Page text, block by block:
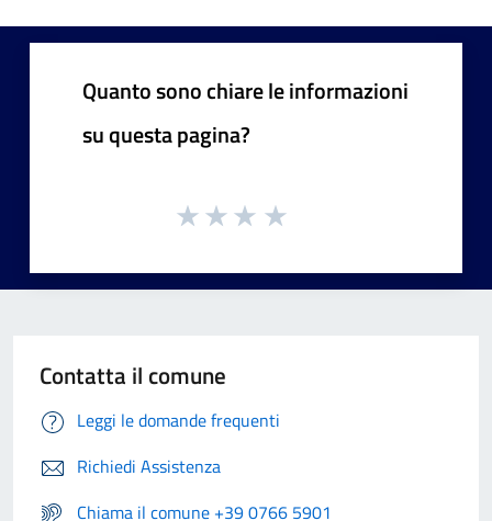
Quanto sono chiare le informazioni
su questa pagina?
Contatta il comune
Leggi le domande frequenti
Richiedi Assistenza
Chiama il comune +39 0766 5901